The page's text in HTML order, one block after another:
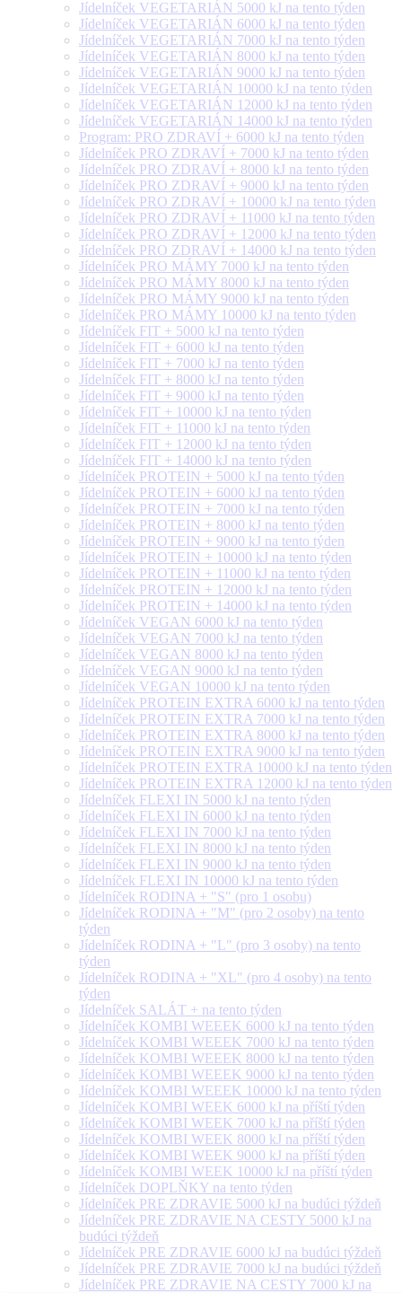
Jídelníček VEGETARIÁN 5000 kJ na tento týden
Jídelníček VEGETARIÁN 6000 kJ na tento týden
Jídelníček VEGETARIÁN 7000 kJ na tento týden
Jídelníček VEGETARIÁN 8000 kJ na tento týden
Jídelníček VEGETARIÁN 9000 kJ na tento týden
Jídelníček VEGETARIÁN 10000 kJ na tento týden
Jídelníček VEGETARIÁN 12000 kJ na tento týden
Jídelníček VEGETARIÁN 14000 kJ na tento týden
Program: PRO ZDRAVÍ + 6000 kJ na tento týden
Jídelníček PRO ZDRAVÍ + 7000 kJ na tento týden
Jídelníček PRO ZDRAVÍ + 8000 kJ na tento týden
Jídelníček PRO ZDRAVÍ + 9000 kJ na tento týden
Jídelníček PRO ZDRAVÍ + 10000 kJ na tento týden
Jídelníček PRO ZDRAVÍ + 11000 kJ na tento týden
Jídelníček PRO ZDRAVÍ + 12000 kJ na tento týden
Jídelníček PRO ZDRAVÍ + 14000 kJ na tento týden
Jídelníček PRO MÁMY 7000 kJ na tento týden
Jídelníček PRO MÁMY 8000 kJ na tento týden
Jídelníček PRO MÁMY 9000 kJ na tento týden
Jídelníček PRO MÁMY 10000 kJ na tento týden
Jídelníček FIT + 5000 kJ na tento týden
Jídelníček FIT + 6000 kJ na tento týden
Jídelníček FIT + 7000 kJ na tento týden
Jídelníček FIT + 8000 kJ na tento týden
Jídelníček FIT + 9000 kJ na tento týden
Jídelníček FIT + 10000 kJ na tento týden
Jídelníček FIT + 11000 kJ na tento týden
Jídelníček FIT + 12000 kJ na tento týden
Jídelníček FIT + 14000 kJ na tento týden
Jídelníček PROTEIN + 5000 kJ na tento týden
Jídelníček PROTEIN + 6000 kJ na tento týden
Jídelníček PROTEIN + 7000 kJ na tento týden
Jídelníček PROTEIN + 8000 kJ na tento týden
Jídelníček PROTEIN + 9000 kJ na tento týden
Jídelníček PROTEIN + 10000 kJ na tento týden
Jídelníček PROTEIN + 11000 kJ na tento týden
Jídelníček PROTEIN + 12000 kJ na tento týden
Jídelníček PROTEIN + 14000 kJ na tento týden
Jídelníček VEGAN 6000 kJ na tento týden
Jídelníček VEGAN 7000 kJ na tento týden
Jídelníček VEGAN 8000 kJ na tento týden
Jídelníček VEGAN 9000 kJ na tento týden
Jídelníček VEGAN 10000 kJ na tento týden
Jídelníček PROTEIN EXTRA 6000 kJ na tento týden
Jídelníček PROTEIN EXTRA 7000 kJ na tento týden
Jídelníček PROTEIN EXTRA 8000 kJ na tento týden
Jídelníček PROTEIN EXTRA 9000 kJ na tento týden
Jídelníček PROTEIN EXTRA 10000 kJ na tento týden
Jídelníček PROTEIN EXTRA 12000 kJ na tento týden
Jídelníček FLEXI IN 5000 kJ na tento týden
Jídelníček FLEXI IN 6000 kJ na tento týden
Jídelníček FLEXI IN 7000 kJ na tento týden
Jídelníček FLEXI IN 8000 kJ na tento týden
Jídelníček FLEXI IN 9000 kJ na tento týden
Jídelníček FLEXI IN 10000 kJ na tento týden
Jídelníček RODINA + "S" (pro 1 osobu)
Jídelníček RODINA + "M" (pro 2 osoby) na tento
týden
Jídelníček RODINA + "L" (pro 3 osoby) na tento
týden
Jídelníček RODINA + "XL" (pro 4 osoby) na tento
týden
Jídelníček SALÁT + na tento týden
Jídelníček KOMBI WEEEK 6000 kJ na tento týden
Jídelníček KOMBI WEEEK 7000 kJ na tento týden
Jídelníček KOMBI WEEEK 8000 kJ na tento týden
Jídelníček KOMBI WEEEK 9000 kJ na tento týden
Jídelníček KOMBI WEEEK 10000 kJ na tento týden
Jídelníček KOMBI WEEK 6000 kJ na příští týden
Jídelníček KOMBI WEEK 7000 kJ na příští týden
Jídelníček KOMBI WEEK 8000 kJ na příští týden
Jídelníček KOMBI WEEK 9000 kJ na příští týden
Jídelníček KOMBI WEEK 10000 kJ na příští týden
Jídelníček DOPLŇKY na tento týden
Jídelníček PRE ZDRAVIE 5000 kJ na budúci týždeň
Jídelníček PRE ZDRAVIE NA CESTY 5000 kJ na
budúci týždeň
Jídelníček PRE ZDRAVIE 6000 kJ na budúci týždeň
Jídelníček PRE ZDRAVIE 7000 kJ na budúci týždeň
Jídelníček PRE ZDRAVIE NA CESTY 7000 kJ na